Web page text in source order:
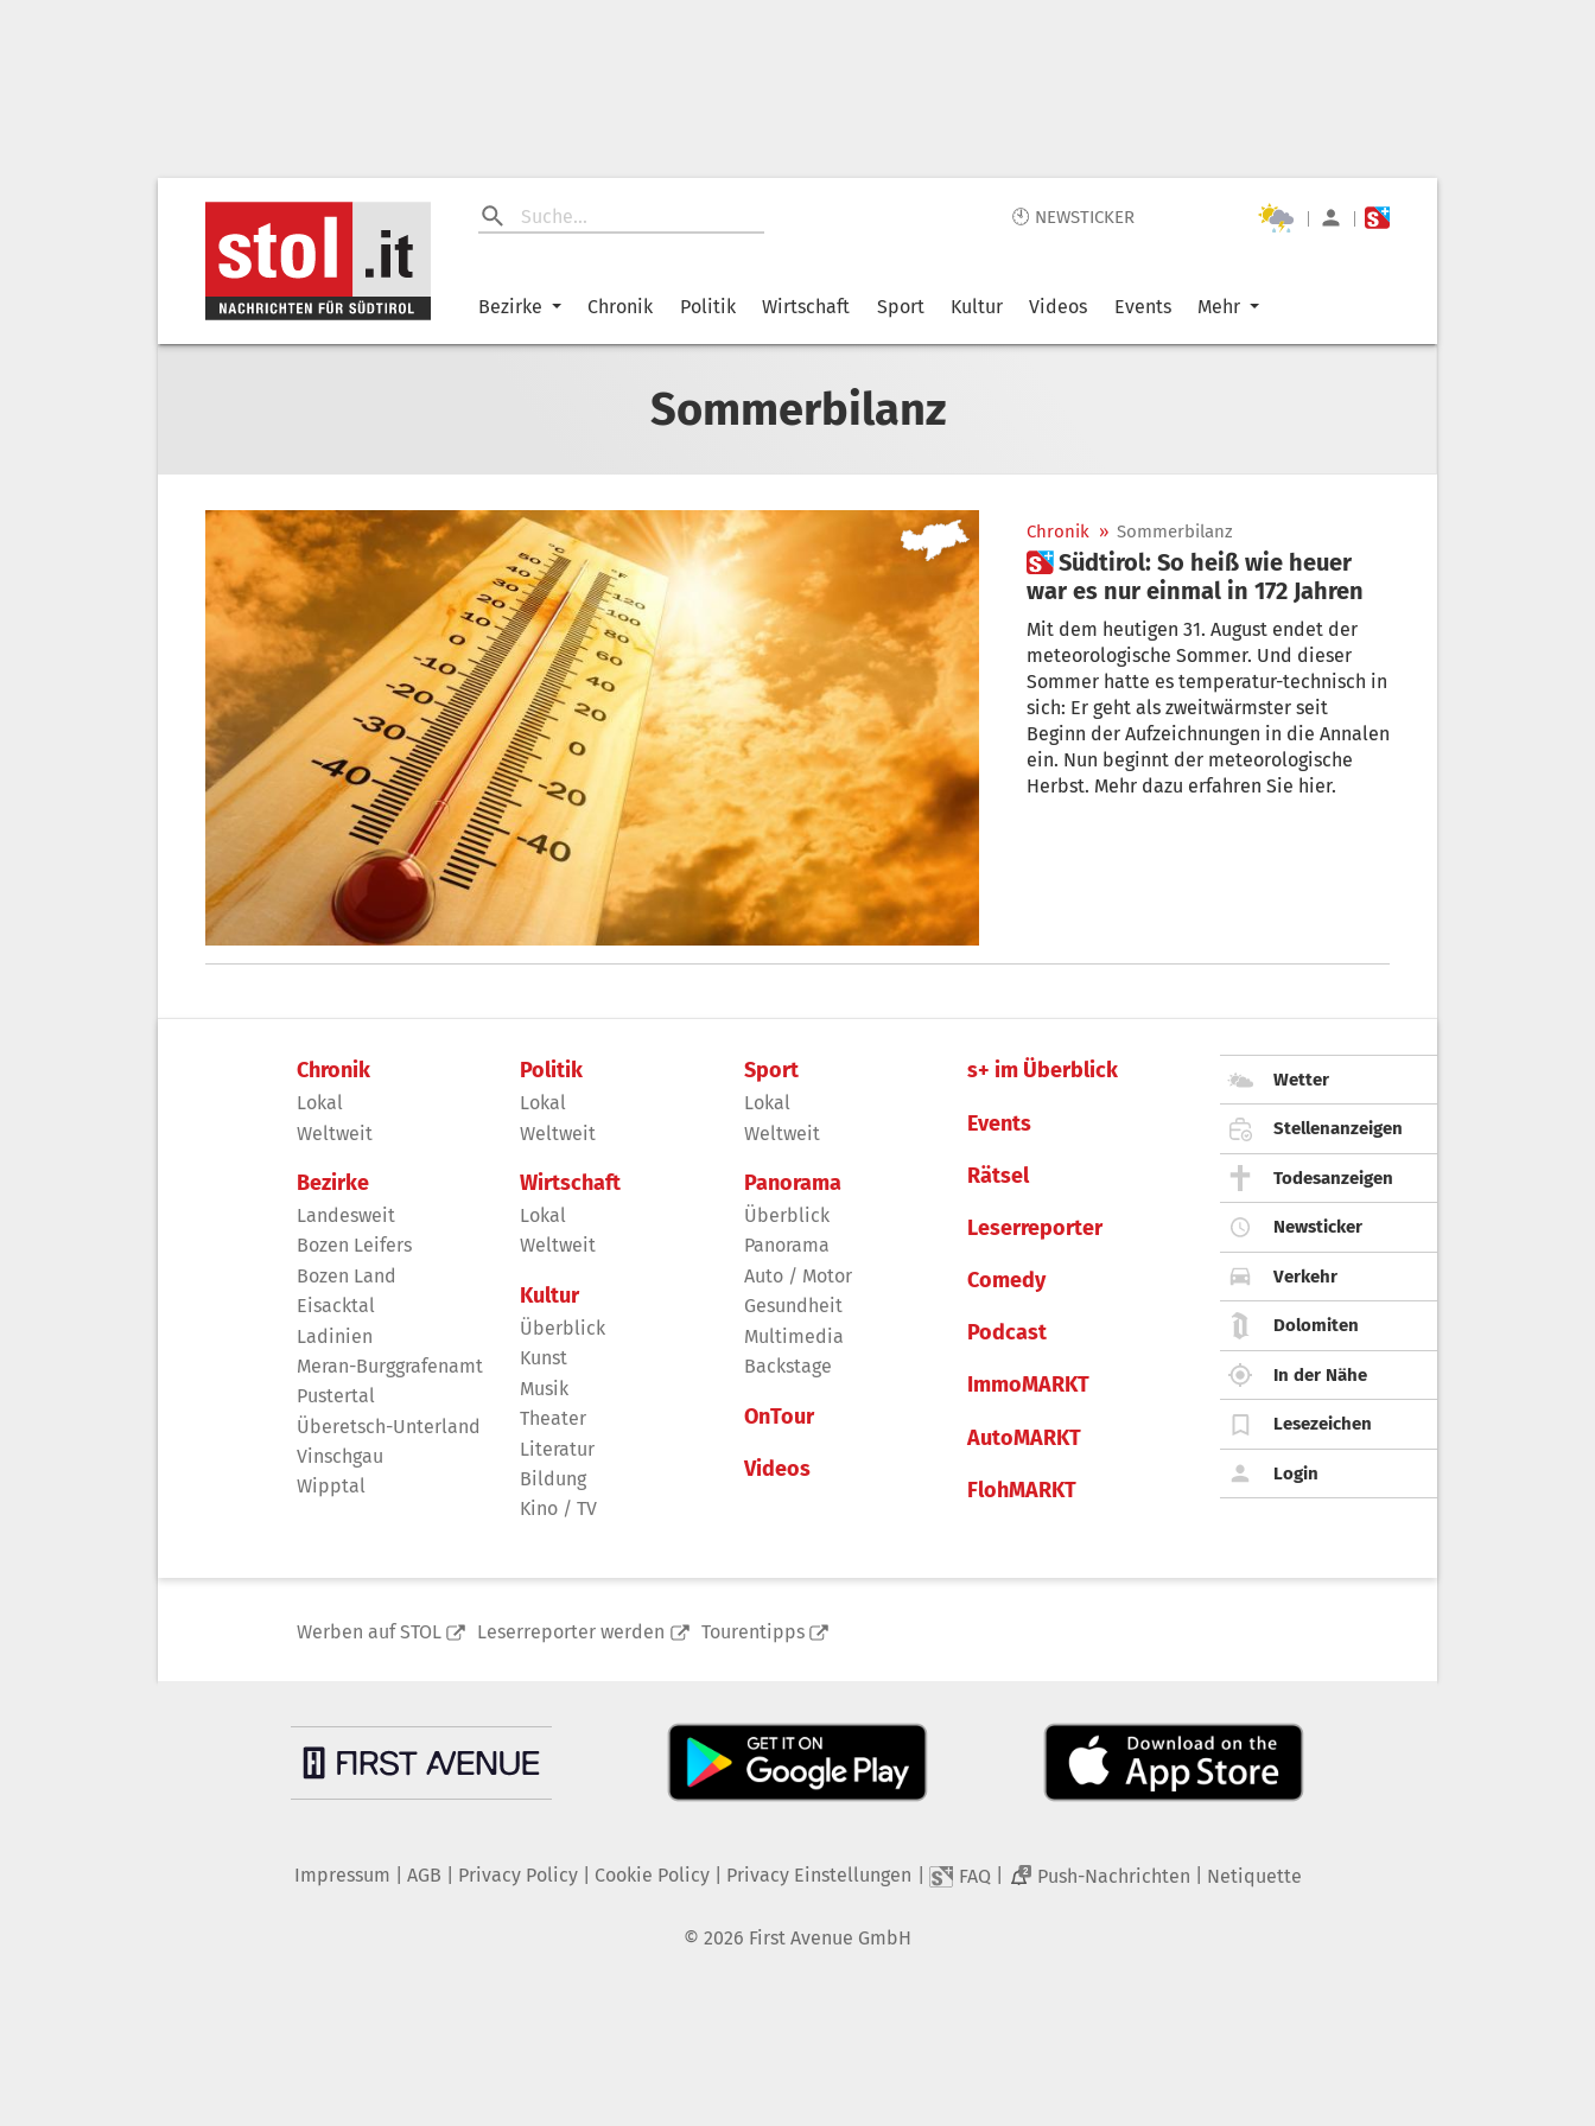
🕙 NEWSTICKER | |
Bezirke Chronik Politik Wirtschaft Sport Kultur Videos Events Mehr
Sommerbilanz
Chronik » Sommerbilanz
 Südtirol: So heiß wie heuer
war es nur einmal in 172 Jahren
Mit dem heutigen 31. August endet der
meteorologische Sommer. Und dieser
Sommer hatte es temperatur-technisch in
sich: Er geht als zweitwärmster seit
Beginn der Aufzeichnungen in die Annalen
ein. Nun beginnt der meteorologische
Herbst. Mehr dazu erfahren Sie hier.
Chronik
Lokal
Weltweit
Bezirke
Landesweit
Bozen Leifers
Bozen Land
Eisacktal
Ladinien
Meran-Burggrafenamt
Pustertal
Überetsch-Unterland
Vinschgau
Wipptal
Politik
Lokal
Weltweit
Wirtschaft
Lokal
Weltweit
Kultur
Überblick
Kunst
Musik
Theater
Literatur
Bildung
Kino / TV
Sport
Lokal
Weltweit
Panorama
Überblick
Panorama
Auto / Motor
Gesundheit
Multimedia
Backstage
OnTour
Videos
s+ im Überblick
Events
Rätsel
Leserreporter
Comedy
Podcast
ImmoMARKT
AutoMARKT
FlohMARKT
Wetter
Stellenanzeigen
Todesanzeigen
Newsticker
Verkehr
Dolomiten
In der Nähe
Lesezeichen
Login
Werben auf STOL Leserreporter werden Tourentipps
Impressum AGB Privacy Policy| Cookie Policy| Privacy Einstellungen FAQ 2 Push-Nachrichten Netiquette
© 2026 First Avenue GmbH